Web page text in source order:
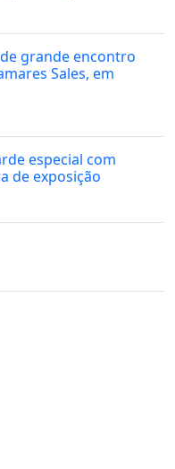
grande encontro
Sales, em
especial com
de exposição